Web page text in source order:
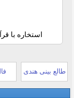
استخاره با
طالع بینی هندی